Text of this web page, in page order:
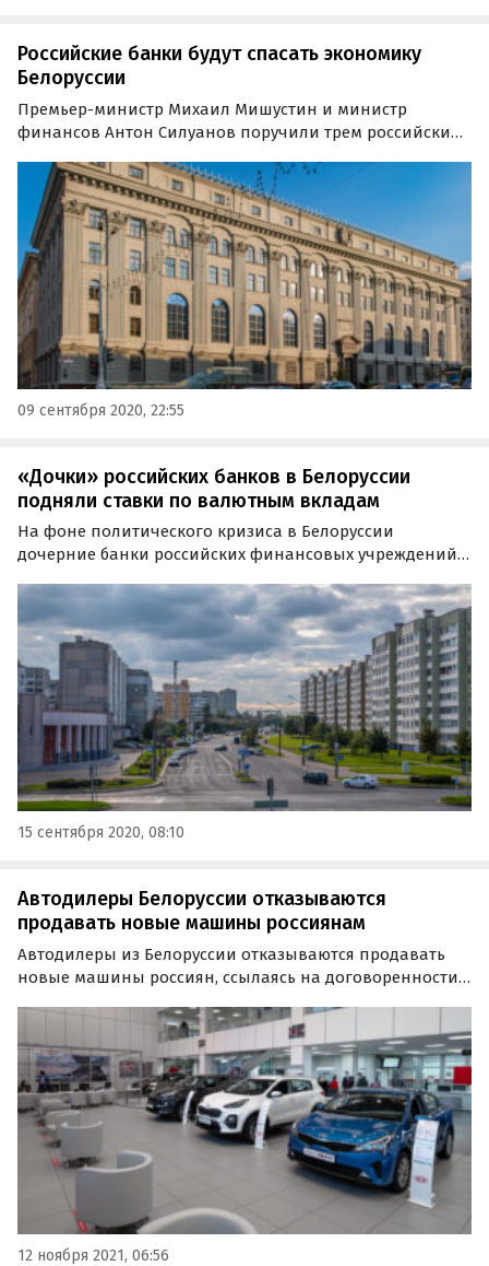
Российские банки будут спасать экономику
Белоруссии
Премьер-министр Михаил Мишустин и министр
финансов Антон Силуанов поручили трем российским
поддержки белорусской экономики. Об этом сообщает
Reuters со ссылкой на источники в финансовой сфере.
09 сентября 2020, 22:55
«Дочки» российских банков в Белоруссии
подняли ставки по валютным вкладам
На фоне политического кризиса в Белоруссии
дочерние банки российских финансовых учреждений
аналитики не советуют россиянам спешить с
размещением своих сбережений в РБ.
15 сентября 2020, 08:10
Автодилеры Белоруссии отказываются
продавать новые машины россиянам
Автодилеры из Белоруссии отказываются продавать
новые машины россиян, ссылаясь на договоренности с
происходит на фоне дефицита автомобилей в России,
связанных с этим наценок на них и в то же время…
12 ноября 2021, 06:56